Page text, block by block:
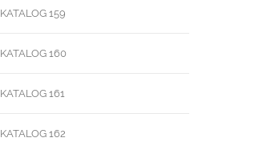
KATALOG 159
KATALOG 160
KATALOG 161
KATALOG 162